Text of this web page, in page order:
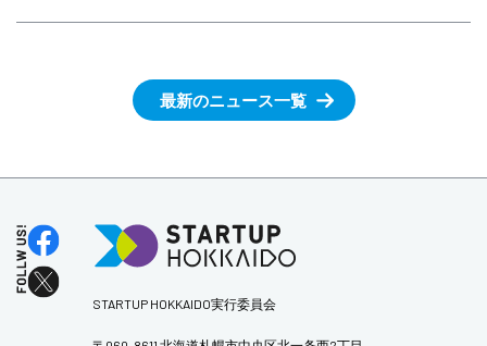
最新のニュース一覧
STARTUP HOKKAIDO実行委員会